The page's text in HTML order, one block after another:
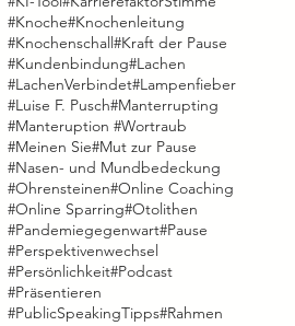
#Knoche#Knochenleitung
#Knochenschall#Kraft der Pause
#Kundenbindung#Lachen
#LachenVerbindet#Lampenfieber
#Luise F. Pusch#Manterrupting
#Manteruption #Wortraub
#Meinen Sie#Mut zur Pause
#Nasen- und Mundbedeckung
#Ohrensteinen#Online Coaching
#Online Sparring#Otolithen
#Pandemiegegenwart#Pause
#Perspektivenwechsel
#Persönlichkeit#Podcast
#Präsentieren
#PublicSpeakingTipps#Rahmen